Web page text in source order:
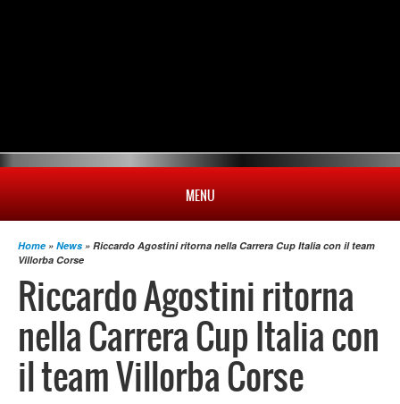
MENU
HOME
PROFILO
NEWS
Home » News » Riccardo Agostini ritorna nella Carrera Cup Italia con il team
Villorba Corse
Riccardo Agostini ritorna
nella Carrera Cup Italia con
il team Villorba Corse